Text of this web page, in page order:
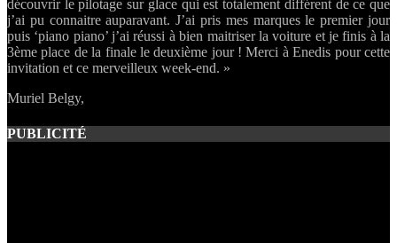
découvrir le pilotage sur glace qui est totalement différent de ce que
j’ai pu connaitre auparavant. J’ai pris mes marques le premier jour
puis ‘piano piano’ j’ai réussi à bien maitriser la voiture et je finis à la
3ème place de la finale le deuxième jour ! Merci à Enedis pour cette
invitation et ce merveilleux week-end. »
Muriel Belgy,
PUBLICITÉ